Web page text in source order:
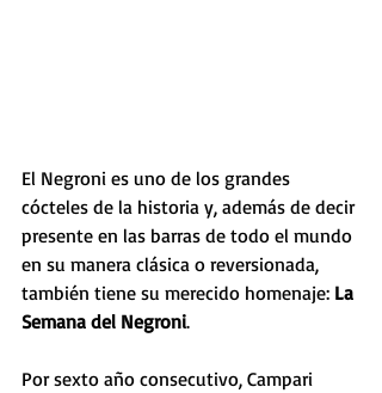
El Negroni es uno de los grandes
cócteles de la historia y, además de decir
presente en las barras de todo el mundo
en su manera clásica o reversionada,
también tiene su merecido homenaje: La
Semana del Negroni.
Por sexto año consecutivo, Campari